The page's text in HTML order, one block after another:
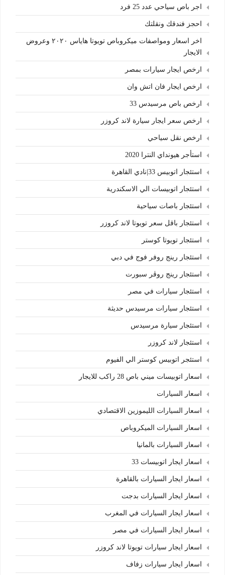
اجر باص سياحي عدد 25 فرد
احجز فندقك ونقلتك
اخر اسعار ومواصفات ميكروباص تويوتا هاياس ٢٠٢٠ وعروض
الايجار
ارخص ايجار سيارات بمصر
ارخص ايجار فان اتش وان
ارخص باص مرسيدس 33
ارخص سعر ايجار سيارة لاند كروزر
ارخص نقل سياحي
استأجر هيونداي النترا 2020
استئجار اتوبيس 33|نادي القاهرة
استئجار اتوبيسات الي الاسكندرية
استئجار باصات سياحية
استئجار باقل سعر تويوتا لاند كروزر
استئجار تويوتا كوستر
استئجار رينج روفر فوج في دبي
استئجار رينج روڤر سبورت
استئجار سيارات في مصر
استئجار سيارات مرسيدس حديثة
استئجار سيارة مرسيدس
استئجار لاند كروزر
استئجر اتوبيس كوستر الي الفيوم
اسعار اتوبيسات ميني باص 28 راكب للايجار
اسعار السيارات
اسعار السيارات الليموزين الاقتصادي
اسعار السيارات الميكروباص
اسعار السيارات بالمانيا
اسعار ايجار اتوبيسات 33
اسعار ايجار السيارات بالقاهرة
اسعار ايجار السيارات بدجت
اسعار ايجار السيارات في المغرب
اسعار ايجار السيارات في مصر
اسعار ايجار سيارات تويوتا لاند كروزر
اسعار ايجار سيارات زفاف